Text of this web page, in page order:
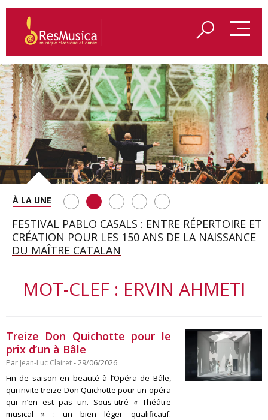
SAINT FRANÇOIS D’ASSISE À SALZBOURG, UNE
SOIRÉE IMMENSE PORTÉE PAR ROMEO
CASTELLUCCI ET MAXIME PASCAL
FESTIVAL PABLO CASALS : ENTRE RÉPERTOIRE ET
CRÉATION POUR LES 150 ANS DE LA NAISSANCE
DU MAÎTRE CATALAN
A BAYREUTH, LE 150E ANNIVERSAIRE DU RING
WAGNÉRIEN GÉNÉRÉ PAR L’IA
BETSY JOLAS FÊTE SON CENTIÈME
ANNIVERSAIRE
GEORGE BENJAMIN : « MES PARENTS AVAIENT
CETTE EXIGENCE DE L’OBJET CISELÉ »
MOT-CLEF : ERVIN AHMETI
Treize Don Quichotte pour le
prix d’un à Bâle
Par Jean-Luc Clairet- 29/06/2026
Fin de saison en beauté à l’Opéra de Bâle,
qui invite treize Don Quichotte pour un opéra
qui n’en est pas un. Sous-titré « Théâtre
musical » : un bien léger qualificatif.